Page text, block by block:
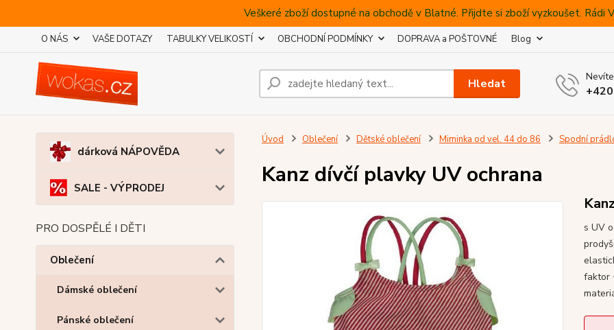
Veškeré zboží dostupné na obchodě v Blatné. Přijdte si zboží vyzkoušet. Rádi
O NÁS VAŠE DOTAZY TABULKY VELIKOSTÍ OBCHODNÍ PODMÍNKY DOPRAVA a POŠTOVNÉ Blog
Hledat
dárková NÁPOVĚDA
SALE - VÝPRODEJ
PRO DOSPĚLÉ I DĚTI
Oblečení
Dámské oblečení
Pánské oblečení
Úvod Oblečení Dětské oblečení Miminka od vel. 44 do 86 Spodní
Kanz dívčí plavky UV ochrana
Kanz
s UV
faktor